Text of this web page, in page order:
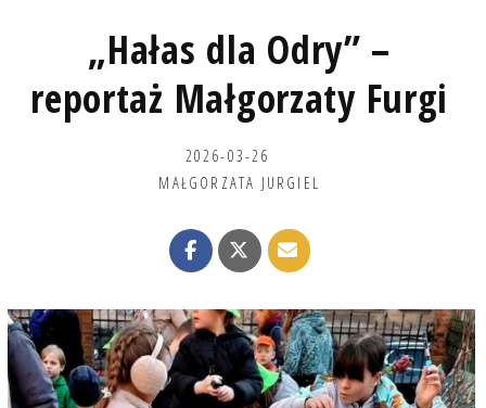
„Hałas dla Odry” –
reportaż Małgorzaty Furgi
2026-03-26
MAŁGORZATA JURGIEL